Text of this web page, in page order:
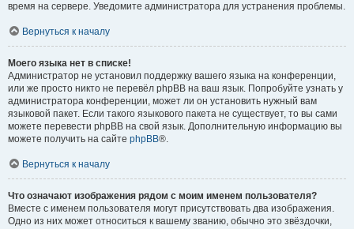
время на сервере. Уведомите администратора для устранения проблемы.
Вернуться к началу
Моего языка нет в списке!
Администратор не установил поддержку вашего языка на конференции,
или же просто никто не перевёл phpBB на ваш язык. Попробуйте узнать у
администратора конференции, может ли он установить нужный вам
языковой пакет. Если такого языкового пакета не существует, то вы сами
можете перевести phpBB на свой язык. Дополнительную информацию вы
можете получить на сайте phpBB®.
Вернуться к началу
Что означают изображения рядом с моим именем пользователя?
Вместе с именем пользователя могут присутствовать два изображения.
Одно из них может относиться к вашему званию, обычно это звёздочки,